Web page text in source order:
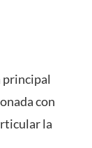
principal
con
la